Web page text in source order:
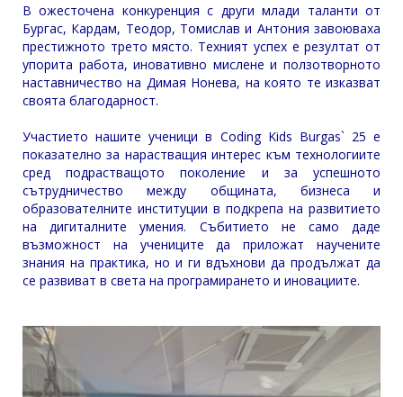
В ожесточена конкуренция с други млади таланти от
Бургас, Кардам, Теодор, Томислав и Антония завоюваха
престижното трето място. Техният успех е резултат от
упорита работа, иновативно мислене и ползотворното
наставничество на Димая Нонева, на която те изказват
своята благодарност.
Участието нашите ученици в Coding Kids Burgas` 25 е
показателно за нарастващия интерес към технологиите
сред подрастващото поколение и за успешното
сътрудничество между общината, бизнеса и
образователните институции в подкрепа на развитието
на дигиталните умения. Събитието не само даде
възможност на учениците да приложат научените
знания на практика, но и ги вдъхнови да продължат да
се развиват в света на програмирането и иновациите.